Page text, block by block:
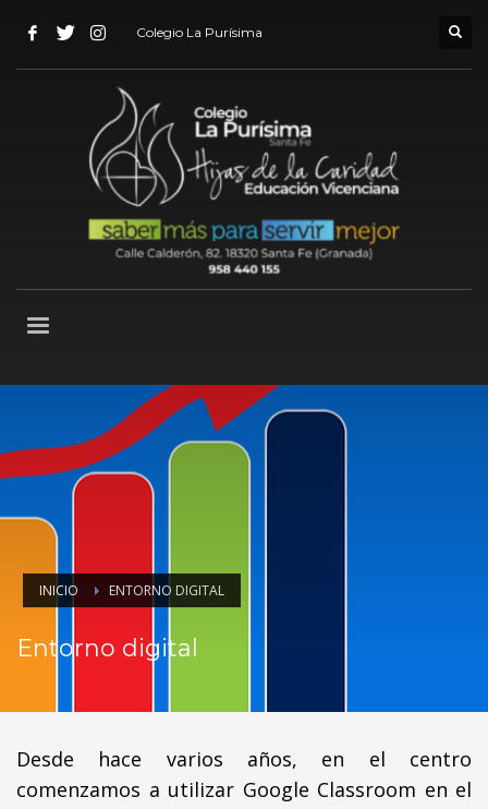
Colegio La Purísima
INICIO ENTORNO DIGITAL
Entorno digital
Desde hace varios años, en el centro
comenzamos a utilizar Google Classroom en el